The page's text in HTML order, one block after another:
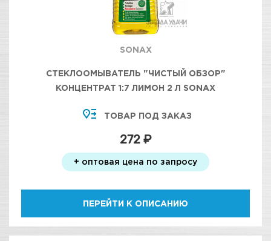
SONAX
СТЕКЛООМЫВАТЕЛЬ "ЧИСТЫЙ ОБЗОР"
КОНЦЕНТРАТ 1:7 ЛИМОН 2 Л SONAX
ТОВАР ПОД ЗАКАЗ
272 ₽
+ оптовая цена по запросу
ПЕРЕЙТИ К ОПИСАНИЮ